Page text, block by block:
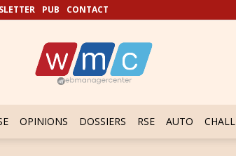
PUB CONTACT
OPINIONS DOSSIERS RSE AUTO